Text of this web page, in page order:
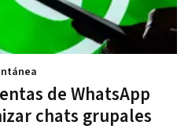
de WhatsApp
chats grupales